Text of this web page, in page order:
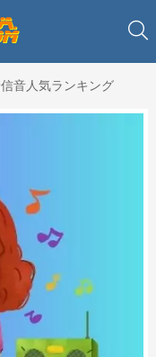
音人気ランキング